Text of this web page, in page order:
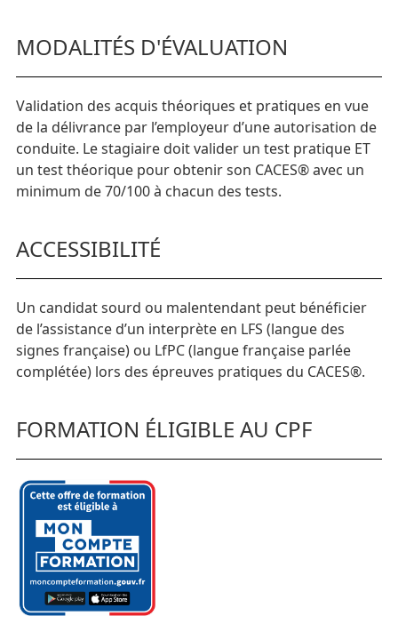
MODALITÉS D'ÉVALUATION
Validation des acquis théoriques et pratiques en vue
de la délivrance par l’employeur d’une autorisation de
conduite. Le stagiaire doit valider un test pratique ET
un test théorique pour obtenir son CACES® avec un
minimum de 70/100 à chacun des tests.
ACCESSIBILITÉ
Un candidat sourd ou malentendant peut bénéficier
de l’assistance d’un interprète en LFS (langue des
signes française) ou LfPC (langue française parlée
complétée) lors des épreuves pratiques du CACES®.
FORMATION ÉLIGIBLE AU CPF